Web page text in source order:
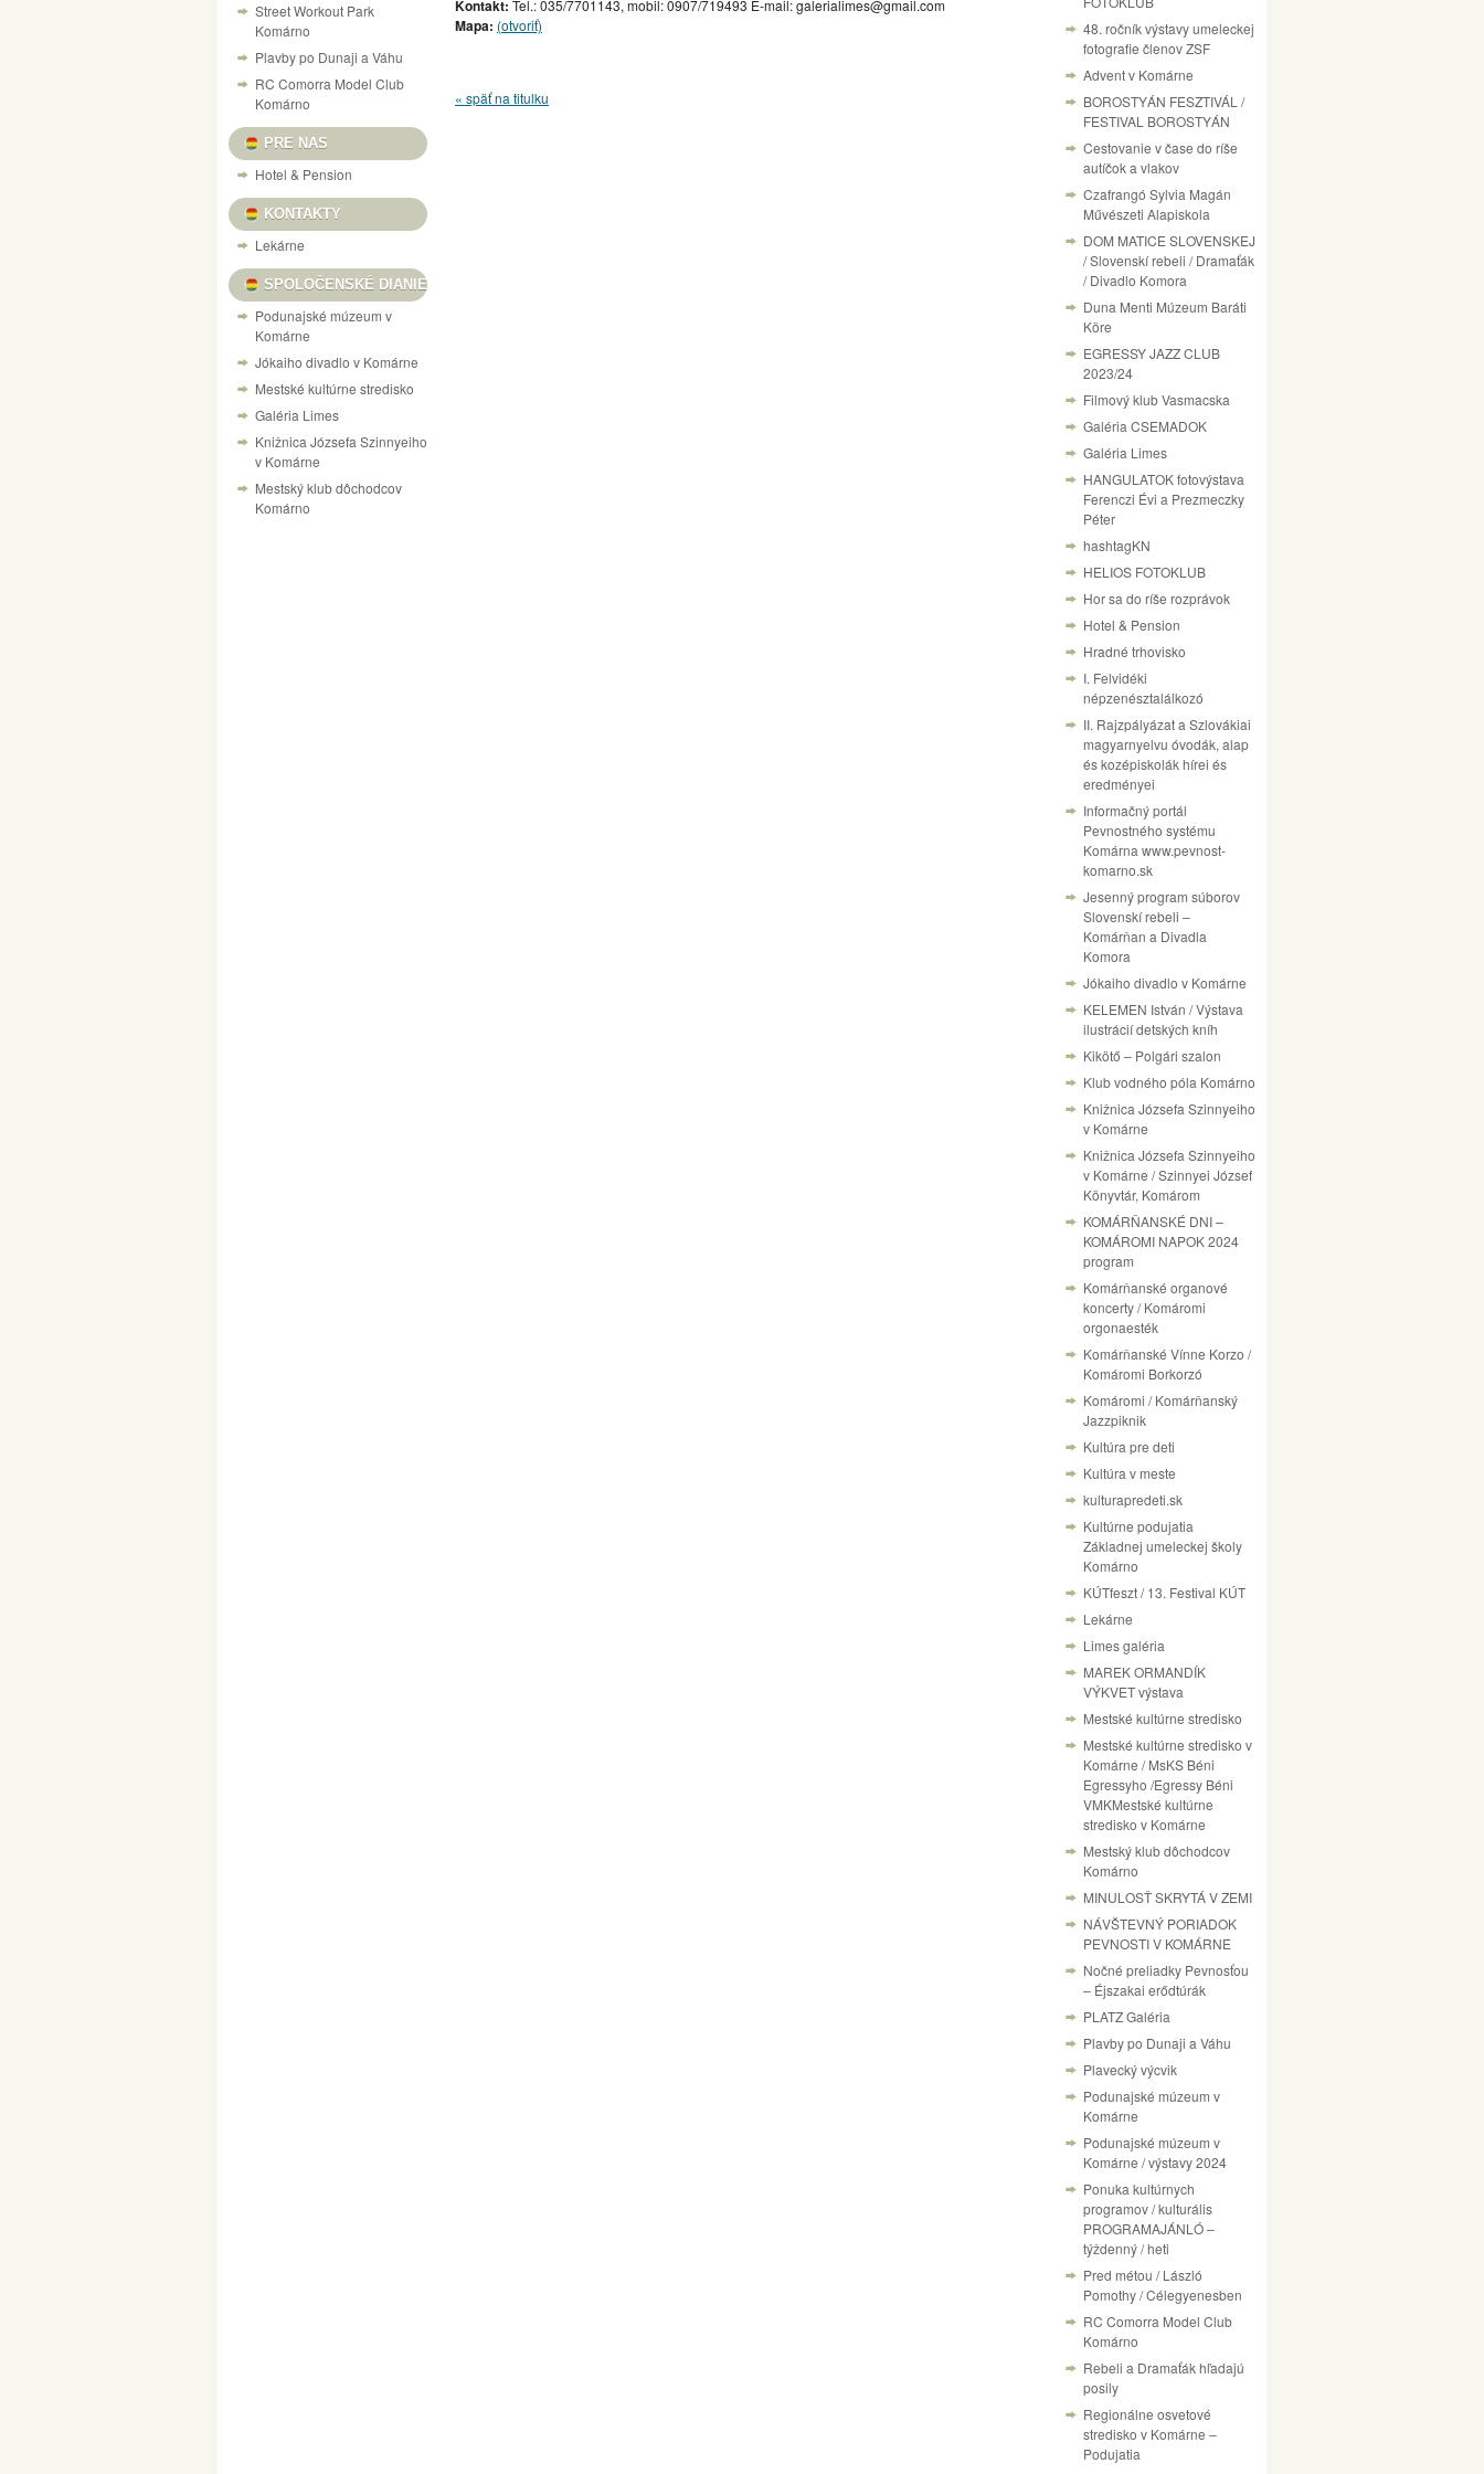
Street Workout Park
Komárno
Plavby po Dunaji a Váhu
RC Comorra Model Club
Komárno
PRE NAS
Hotel & Pension
KONTAKTY
Lekárne
SPOLOČENSKÉ DIANIE
Podunajské múzeum v
Komárne
Jókaiho divadlo v Komárne
Mestské kultúrne stredisko
Galéria Limes
Knižnica Józsefa Szinnyeiho
v Komárne
Mestský klub dôchodcov
Komárno
Kontakt: Tel.: 035/7701143, mobil: 0907/719493 E-mail: galerialimes@gmail.com
Mapa: (otvoriť)
« späť na titulku
48. ročník výstavy umeleckej
fotografie členov ZSF
Advent v Komárne
BOROSTYÁN FESZTIVÁL /
FESTIVAL BOROSTYÁN
Cestovanie v čase do ríše
autíčok a vlakov
Czafrangó Sylvia Magán
Művészeti Alapiskola
DOM MATICE SLOVENSKEJ
/ Slovenskí rebeli / Dramaťák
/ Divadlo Komora
Duna Menti Múzeum Baráti
Köre
EGRESSY JAZZ CLUB
2023/24
Filmový klub Vasmacska
Galéria CSEMADOK
Galéria Limes
HANGULATOK fotovýstava
Ferenczi Évi a Prezmeczky
Péter
hashtagKN
HELIOS FOTOKLUB
Hor sa do ríše rozprávok
Hotel & Pension
Hradné trhovisko
I. Felvidéki
népzenésztalálkozó
II. Rajzpályázat a Szlovákiai
magyarnyelvu óvodák, alap
és kozépiskolák hírei és
eredményei
Informačný portál
Pevnostného systému
Komárna www.pevnost-
komarno.sk
Jesenný program súborov
Slovenskí rebeli –
Komárňan a Divadla
Komora
Jókaiho divadlo v Komárne
KELEMEN István / Výstava
ilustrácií detských kníh
Kikötő – Polgári szalon
Klub vodného póla Komárno
Knižnica Józsefa Szinnyeiho
v Komárne
Knižnica Józsefa Szinnyeiho
v Komárne / Szinnyei József
Könyvtár, Komárom
KOMÁRŇANSKÉ DNI –
KOMÁROMI NAPOK 2024
program
Komárňanské organové
koncerty / Komáromi
orgonaesték
Komárňanské Vínne Korzo /
Komáromi Borkorzó
Komáromi / Komárňanský
Jazzpiknik
Kultúra pre deti
Kultúra v meste
kulturapredeti.sk
Kultúrne podujatia
Základnej umeleckej školy
Komárno
KÚTfeszt / 13. Festival KÚT
Lekárne
Limes galéria
MAREK ORMANDÍK
VÝKVET výstava
Mestské kultúrne stredisko
Mestské kultúrne stredisko v
Komárne / MsKS Béni
Egressyho /Egressy Béni
VMKMestské kultúrne
stredisko v Komárne
Mestský klub dôchodcov
Komárno
MINULOSŤ SKRYTÁ V ZEMI
NÁVŠTEVNÝ PORIADOK
PEVNOSTI V KOMÁRNE
Nočné preliadky Pevnosťou
– Éjszakai erődtúrák
PLATZ Galéria
Plavby po Dunaji a Váhu
Plavecký výcvik
Podunajské múzeum v
Komárne
Podunajské múzeum v
Komárne / výstavy 2024
Ponuka kultúrnych
programov / kulturális
PROGRAMAJÁNLÓ –
týždenný / heti
Pred métou / László
Pomothy / Célegyenesben
RC Comorra Model Club
Komárno
Rebeli a Dramaťák hľadajú
posily
Regionálne osvetové
stredisko v Komárne –
Podujatia